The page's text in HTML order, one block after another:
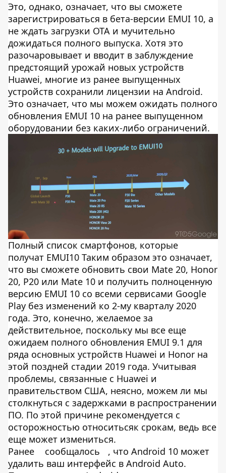
Это, однако, означает, что вы сможете
зарегистрироваться в бета-версии EMUI 10, а
не ждать загрузки OTA и мучительно
дожидаться полного выпуска. Хотя это
разочаровывает и вводит в заблуждение
предстоящий урожай новых устройств
Huawei, многие из ранее выпущенных
устройств сохранили лицензии на Android.
Это означает, что мы можем ожидать полного
обновления EMUI 10 на ранее выпущенном
оборудовании без каких-либо ограничений.
Полный список смартфонов, которые
получат EMUI10 Таким образом это означает,
что вы сможете обновить свои Mate 20, Honor
20, P20 или Mate 10 и получить полноценную
версию EMUI 10 со всеми сервисами Google
Play без изменений ко 2-му кварталу 2020
года. Это, конечно, желаемое за
действительное, поскольку мы все еще
ожидаем полного обновления EMUI 9.1 для
ряда основных устройств Huawei и Honor на
этой поздней стадии 2019 года. Учитывая
проблемы, связанные с Huawei и
правительством США, неясно, можем ли мы
столкнуться с задержками в распространении
ПО. По этой причине рекомендуется с
осторожностью относитьсяк срокам, ведь все
еще может измениться.
Ранее
сообщалось
, что Android 10 может
удалить ваш интерфейс в Android Auto.